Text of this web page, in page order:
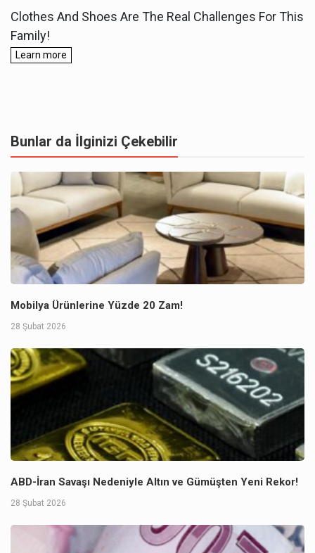
Bunlar da İlginizi Çekebilir
Mobilya Ürünlerine Yüzde 20 Zam!
28 Şubat 2026
ABD-İran Savaşı Nedeniyle Altın ve Gümüşten Yeni Rekor!
28 Şubat 2026